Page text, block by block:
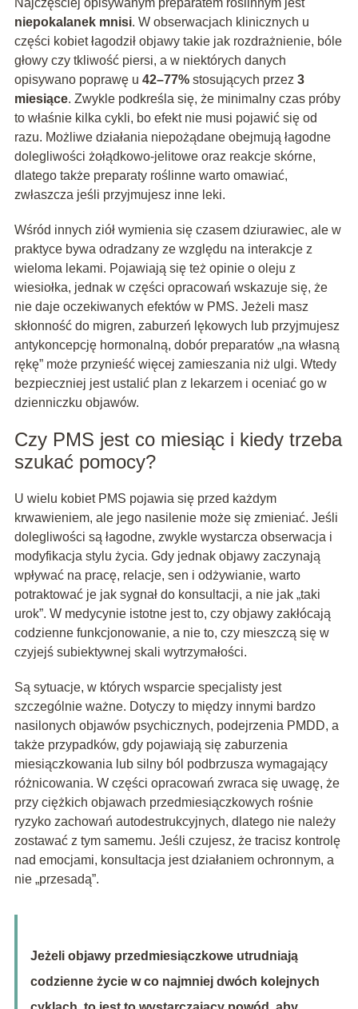
Najczęściej opisywanym preparatem roślinnym jest
niepokalanek mnisi. W obserwacjach klinicznych u
części kobiet łagodził objawy takie jak rozdrażnienie, bóle
głowy czy tkliwość piersi, a w niektórych danych
opisywano poprawę u 42–77%stosujących przez 3
miesiące. Zwykle podkreśla się, że minimalny czas próby
to właśnie kilka cykli, bo efekt nie musi pojawić się od
razu. Możliwe działania niepożądane obejmują łagodne
dolegliwości żołądkowo-jelitowe oraz reakcje skórne,
dlatego także preparaty roślinne warto omawiać,
zwłaszcza jeśli przyjmujesz inne leki.
Wśród innych ziół wymienia się czasem dziurawiec, ale w
praktyce bywa odradzany ze względu na interakcje z
wieloma lekami. Pojawiają się też opinie o oleju z
wiesiołka, jednak w części opracowań wskazuje się, że
nie daje oczekiwanych efektów w PMS. Jeżeli masz
skłonność do migren, zaburzeń lękowych lub przyjmujesz
antykoncepcję hormonalną, dobór preparatów „na własną
rękę” może przynieść więcej zamieszania niż ulgi. Wtedy
bezpieczniej jest ustalić plan z lekarzem i oceniać go w
dzienniczku objawów.
Czy PMS jest co miesiąc i kiedy trzeba
szukać pomocy?
U wielu kobiet PMS pojawia się przed każdym
krwawieniem, ale jego nasilenie może się zmieniać. Jeśli
dolegliwości są łagodne, zwykle wystarcza obserwacja i
modyfikacja stylu życia. Gdy jednak objawy zaczynają
wpływać na pracę, relacje, sen i odżywianie, warto
potraktować je jak sygnał do konsultacji, a nie jak „taki
urok”. W medycynie istotne jest to, czy objawy zakłócają
codzienne funkcjonowanie, a nie to, czy mieszczą się w
czyjejś subiektywnej skali wytrzymałości.
Są sytuacje, w których wsparcie specjalisty jest
szczególnie ważne. Dotyczy to między innymi bardzo
nasilonych objawów psychicznych, podejrzenia PMDD, a
także przypadków, gdy pojawiają się zaburzenia
miesiączkowania lub silny ból podbrzusza wymagający
różnicowania. W części opracowań zwraca się uwagę, że
przy ciężkich objawach przedmiesiączkowych rośnie
ryzyko zachowań autodestrukcyjnych, dlatego nie należy
zostawać z tym samemu. Jeśli czujesz, że tracisz kontrolę
nad emocjami, konsultacja jest działaniem ochronnym, a
nie „przesadą”.
Jeżeli objawy przedmiesiączkowe utrudniają
codzienne życie w co najmniej dwóch kolejnych